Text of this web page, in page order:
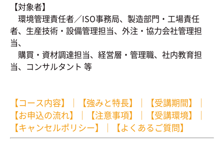
【対象者】
環境管理責任者／ISO事務局、製造部門・工場責任
者、生産技術・設備管理担当、外注・協力会社管理担
当、
購買・資材調達担当、経営層・管理職、社内教育担
当、コンサルタント 等
【コース内容】 ｜ 【強みと特長】 ｜ 【受講期間】
｜
【お申込の流れ】
｜ 【注意事項】 ｜ 【受講環境】
｜
【キャンセルポリシー】
｜ 【よくあるご質問】